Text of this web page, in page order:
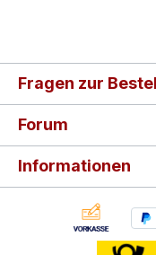
Fragen zur
Forum
Informationen